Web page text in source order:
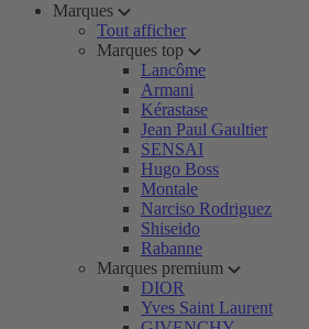
Marques
Tout afficher
Marques top
Lancôme
Armani
Kérastase
Jean Paul Gaultier
SENSAI
Hugo Boss
Montale
Narciso Rodriguez
Shiseido
Rabanne
Marques premium
DIOR
Yves Saint Laurent